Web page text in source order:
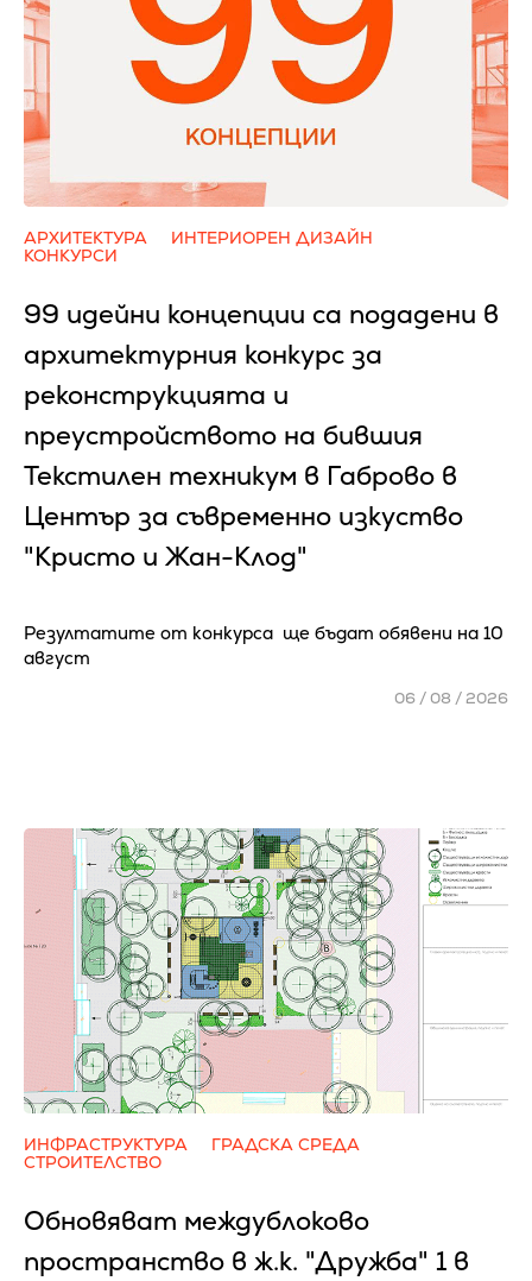
АРХИТЕКТУРА
ИНТЕРИОРЕН ДИЗАЙН
КОНКУРСИ
99 идейни концепции са подадени в
архитектурния конкурс за
реконструкцията и
преустройството на бившия
Текстилен техникум в Габрово в
Център за съвременно изкуство
"Кристо и Жан-Клод"
Резултатите от конкурса ще бъдат обявени на 10
август
06 / 08 / 2026
ИНФРАСТРУКТУРА
ГРАДСКА СРЕДА
СТРОИТЕЛСТВО
Обновяват междублоково
пространство в ж.к. "Дружба" 1 в